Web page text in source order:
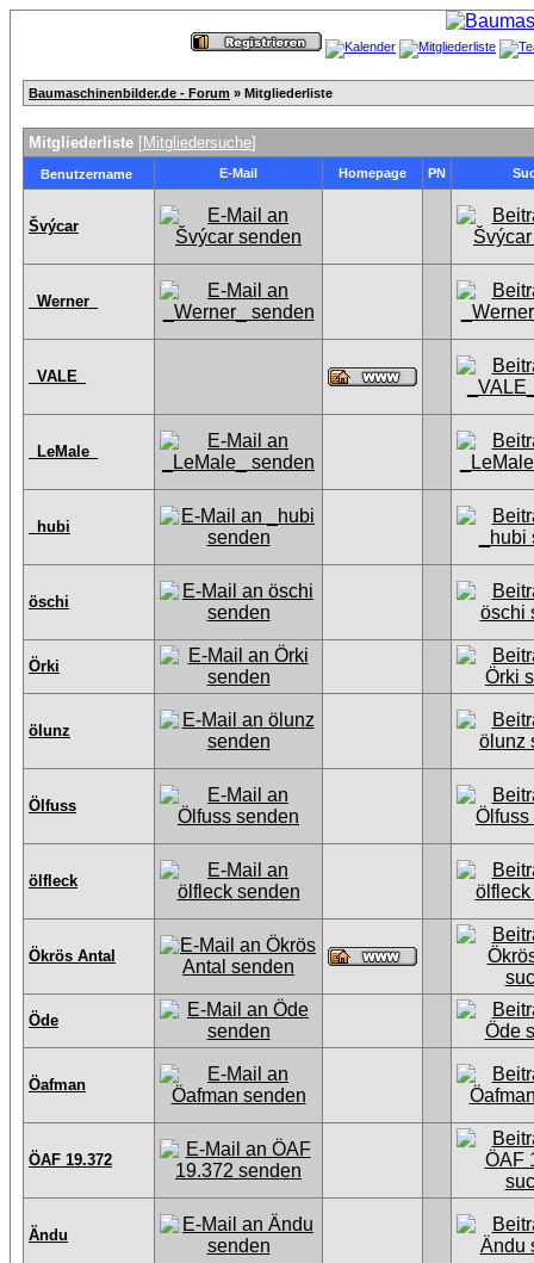
Baumaschinenbilder.de - Forum » Mitgliederliste
Mitgliederliste [Mitgliedersuche]
Benutzername E-Mail Homepage PN
Švýcar
_Werner_
_VALE_
_LeMale_
_hubi
öschi
Örki
ölunz
Ölfuss
ölfleck
Ökrös Antal
Öde
Öafman
ÖAF 19.372
Ändu